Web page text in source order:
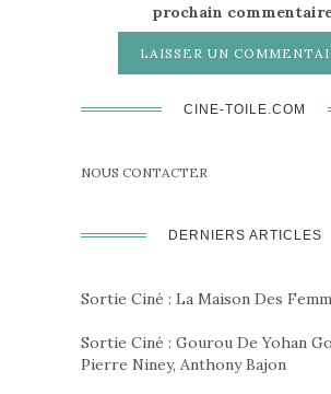
prochain
CINE-TOILE.COM
NOUS CONTACTER
DERNIERS ARTICLES
Sortie Ciné : La Maison Des
Sortie Ciné : Gourou De Yohan
Pierre Niney, Anthony Bajon